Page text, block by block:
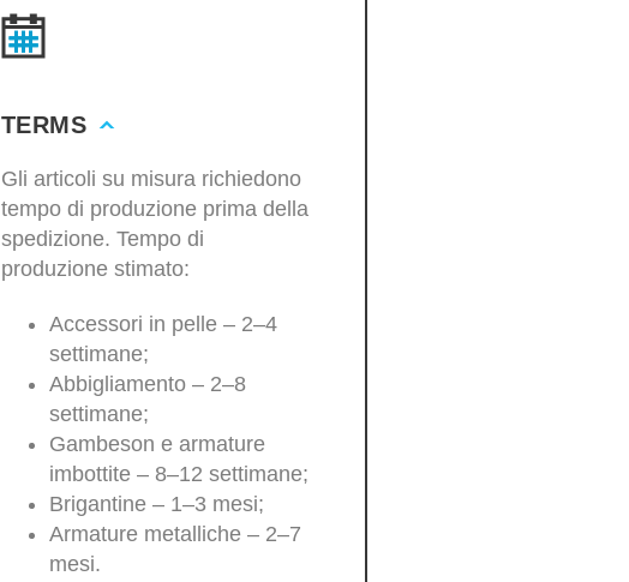
TERMS
Gli articoli su misura richiedono
tempo di produzione prima della
spedizione. Tempo di
produzione stimato:
Accessori in pelle – 2–4
settimane;
Abbigliamento – 2–8
settimane;
Gambeson e armature
imbottite – 8–12 settimane;
Brigantine – 1–3 mesi;
Armature metalliche – 2–7
mesi.